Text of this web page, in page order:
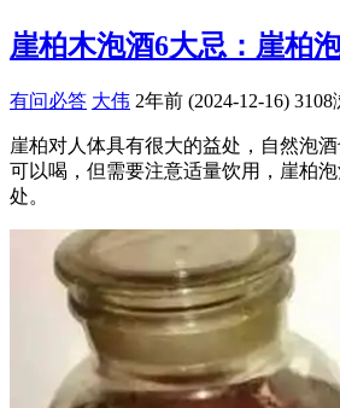
崖柏木泡酒6大忌：崖柏
有问必答 大伟 2年前 (2024-12-16) 3108
崖柏对人体具有很大的益处，自然泡
可以喝，但需要注意适量饮用，崖柏
处。